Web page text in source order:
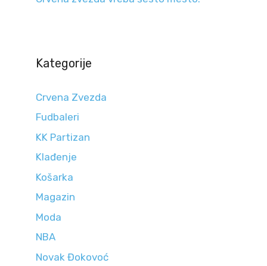
Kategorije
Crvena Zvezda
Fudbaleri
KK Partizan
Klađenje
Košarka
Magazin
Moda
NBA
Novak Đokovoć